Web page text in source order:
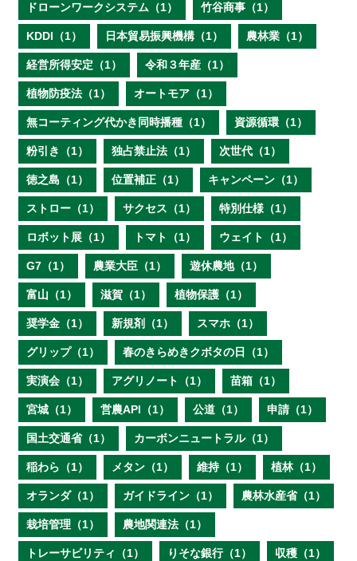
ドローンワークシステム（1） 竹谷商事（1）
KDDI（1） 日本貿易振興機構（1） 農林業（1）
経営所得安定（1） 令和３年産（1）
植物防疫法（1） オートモア（1）
無コーティング代かき同時播種（1） 資源循環（1）
粉引き（1） 独占禁止法（1） 次世代（1）
徳之島（1） 位置補正（1） キャンペーン（1）
ストロー（1） サクセス（1） 特別仕様（1）
ロボット展（1） トマト（1） ウェイト（1）
G7（1） 農業大臣（1） 遊休農地（1）
富山（1） 滋賀（1） 植物保護（1）
奨学金（1） 新規剤（1） スマホ（1）
グリップ（1） 春のきらめきクボタの日（1）
実演会（1） アグリノート（1） 苗箱（1）
宮城（1） 営農API（1） 公道（1） 申請（1）
国土交通省（1） カーボンニュートラル（1）
稲わら（1） メタン（1） 維持（1） 植林（1）
オランダ（1） ガイドライン（1） 農林水産省（1）
栽培管理（1） 農地関連法（1）
トレーサビリティ（1） りそな銀行（1） 収穫（1）